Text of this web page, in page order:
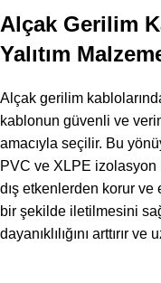
Alçak Gerilim
Yalıtım
Alçak gerilim
kablonun güvenli ve
amacıyla seçilir. Bu
PVC ve XLPE
dış etkenlerden korur
bir şekilde iletilmesini
dayanıklılığını arttırır